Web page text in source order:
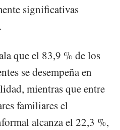
significativas
que el 83,9 % de los
se desempeña en
mientras que entre
familiares el
alcanza el 22,3 %,